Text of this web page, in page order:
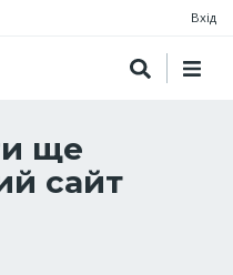
Вхід
ще
сайт